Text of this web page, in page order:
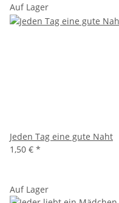
Auf Lager
Jeden Tag eine gute Naht
1,50 € *
Auf Lager